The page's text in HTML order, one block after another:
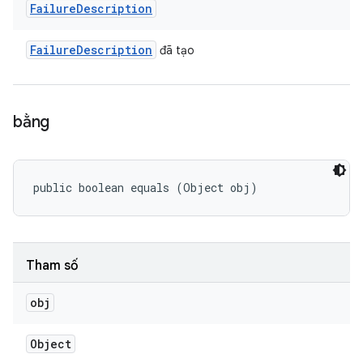
FailureDescription
FailureDescription đã tạo
bằng
public boolean equals (Object obj)
Tham số
obj
Object